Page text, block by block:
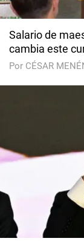
Salario de
cambia este
Por CÉSAR